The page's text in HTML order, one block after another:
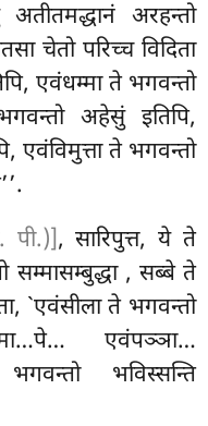
अरहन्तो
चेतो परिच्च विदिता
एवंधम्मा ते भगवन्तो
अहेसुं इतिपि,
एवंविमुत्ता ते भगवन्तो
पी.)] , सारिपुत्त, ये ते
सम्मासम्बुद्धा , सब्बे ते
`एवंसीला ते भगवन्तो
एवंपञ्ञा…
भविस्सन्ति